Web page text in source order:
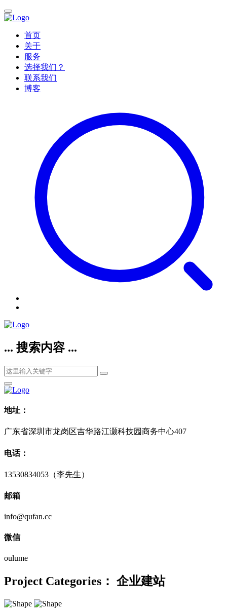
首页
关于
服务
选择我们？
联系我们
博客
... 搜索内容 ...
地址：
广东省深圳市龙岗区吉华路江灏科技园商务中心407
电话：
13530834053（李先生）
邮箱
info@qufan.cc
微信
oulume
Project Categories： 企业建站